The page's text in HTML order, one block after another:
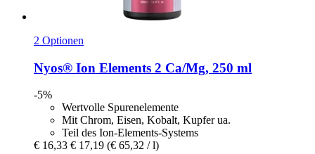
2 Optionen
Nyos® Ion Elements 2 Ca/Mg, 250 ml
-5%
Wertvolle Spurenelemente
Mit Chrom, Eisen, Kobalt, Kupfer ua.
Teil des Ion-Elements-Systems
€ 16,33 € 17,19 (€ 65,32 / l)